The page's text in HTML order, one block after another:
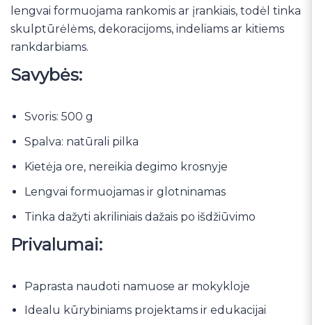
lengvai formuojama rankomis ar įrankiais, todėl tinka
skulptūrėlėms, dekoracijoms, indeliams ar kitiems
rankdarbiams.
Savybės:
Svoris: 500 g
Spalva: natūrali pilka
Kietėja ore, nereikia degimo krosnyje
Lengvai formuojamas ir glotninamas
Tinka dažyti akriliniais dažais po išdžiūvimo
Privalumai:
Paprasta naudoti namuose ar mokykloje
Idealu kūrybiniams projektams ir edukacijai